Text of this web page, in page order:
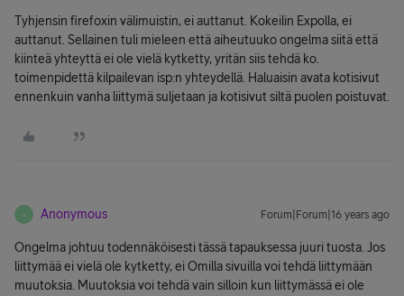
Tyhjensin firefoxin välimuistin, ei auttanut. Kokeilin Expolla, ei
auttanut. Sellainen tuli mieleen että aiheutuuko ongelma siitä että
kiinteä yhteyttä ei ole vielä kytketty, yritän siis tehdä ko.
toimenpidettä kilpailevan isp:n yhteydellä. Haluaisin avata kotisivut
ennenkuin vanha liittymä suljetaan ja kotisivut siltä puolen poistuvat.
A Anonymous Forum|Forum|16 years ago
Ongelma johtuu todennäköisesti tässä tapauksessa juuri tuosta. Jos
liittymää ei vielä ole kytketty, ei Omilla sivuilla voi tehdä liittymään
muutoksia. Muutoksia voi tehdä vain silloin kun liittymässä ei ole